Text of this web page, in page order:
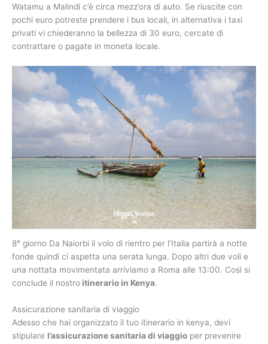
Watamu a Malindi c’è circa mezz’ora di auto. Se riuscite con
pochi euro potreste prendere i bus locali, in alternativa i taxi
privati vi chiederanno la bellezza di 30 euro, cercate di
contrattare o pagate in moneta locale.
8° giorno Da Naiorbi il volo di rientro per l’Italia partirà a notte
fonde quindi ci aspetta una serata lunga. Dopo altri due voli e
una nottata movimentata arriviamo a Roma alle 13:00. Così si
conclude il nostro itinerario in Kenya.
Assicurazione sanitaria di viaggio
Adesso che hai organizzato il tuo itinerario in kenya, devi
stipulare l’assicurazione sanitaria di viaggio per prevenire